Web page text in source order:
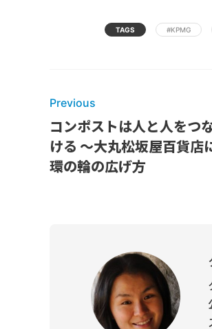
TAGS #KPMG
Previous
コンポストは人と人をつ
ける ～大丸松坂屋百貨店
環の輪の広げ方